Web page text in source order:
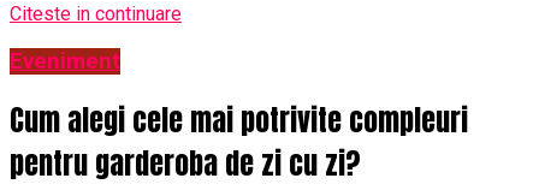
Citeste in continuare
Eveniment
Cum alegi cele mai potrivite compleuri
pentru garderoba de zi cu zi?